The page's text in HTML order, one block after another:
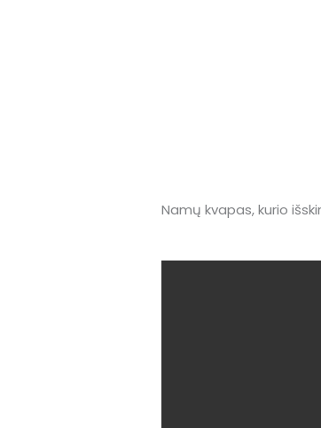
Namų kvapas, kurio